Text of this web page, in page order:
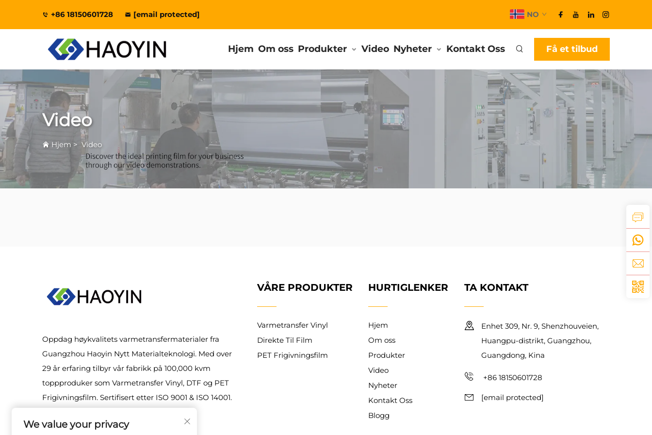
+86 18150601728 [email protected] NO
Hjem Om oss Produkter Video Nyheter Kontakt Oss Få et tilbud
Video
Hjem > Video
Oppdag høykvalitets varmetransfermaterialer fra
Guangzhou Haoyin Nytt Materialteknologi. Med over
29 år erfaring tilbyr vår fabrikk på 100,000 kvm
toppproduker som Varmetransfer Vinyl, DTF og PET
Frigivningsfilm. Sertifisert etter ISO 9001 & ISO 14001.
VÅRE PRODUKTER
Varmetransfer Vinyl
Direkte Til Film
PET Frigivningsfilm
HURTIGLENKER
Hjem
Om oss
Produkter
Video
Nyheter
Kontakt Oss
Blogg
TA KONTAKT
Enhet 309, Nr. 9, Shenzhouveien,
Huangpu-distrikt, Guangzhou,
Guangdong, Kina
+86 18150601728
[email protected]
We value your privacy